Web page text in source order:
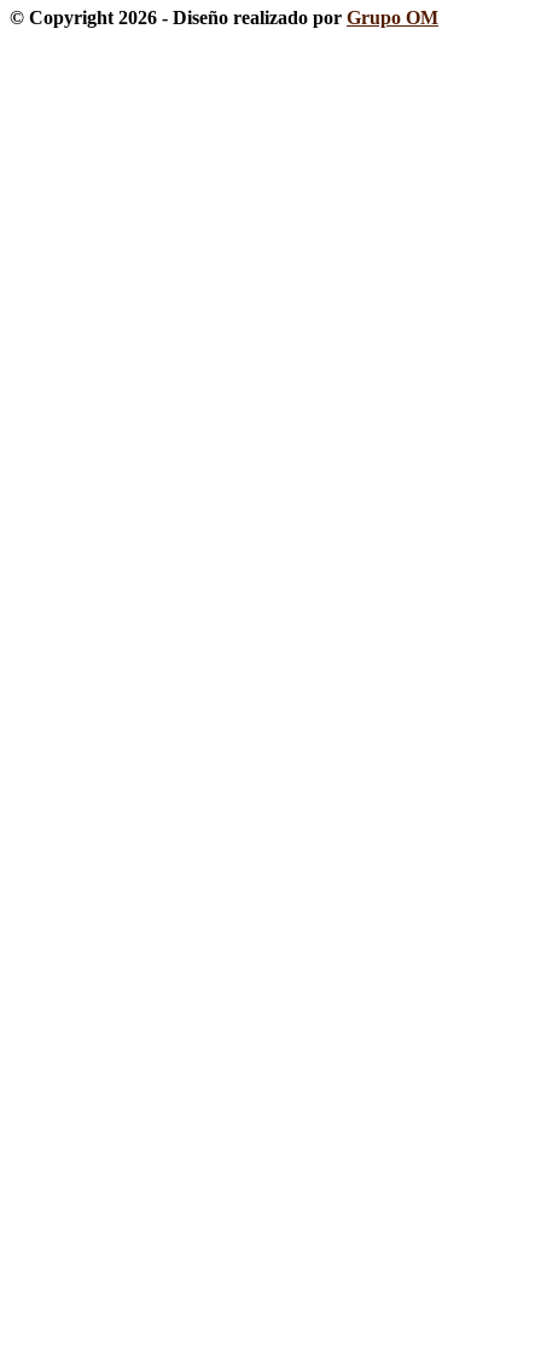
© Copyright 2026 - Diseño realizado por Grupo OM